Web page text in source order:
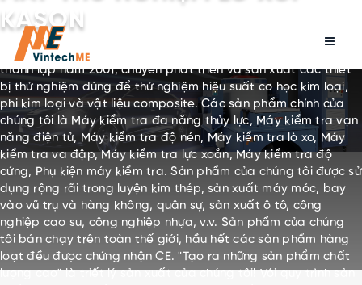
KASON
Nhà máy Tế Nam chuyên sản xuất máy thử nghiệm được
thành lập năm 2001, chuyên phát triển và sản xuất các thiết
bị thử nghiệm dùng để thử nghiệm hiệu suất cơ học kim loại,
phi kim loại và vật liệu composite. Các sản phẩm chính của
chúng tôi là Máy kiểm tra đa năng thủy lực, Máy kiểm tra vạn
năng điện tử, Máy kiểm tra độ nén, Máy kiểm tra lò xo, Máy
kiểm tra va đập, Máy kiểm tra lực xoắn, Máy kiểm tra độ
cứng, Phụ kiện máy kiểm tra. Sản phẩm của chúng tôi được sử
dụng rộng rãi trong luyện kim thép, sản xuất máy móc, bay
vào vũ trụ và hàng không, quân sự, sản xuất ô tô, công
nghiệp cao su, công nghiệp nhựa, v.v. Sản phẩm của chúng
tôi bán chạy trên toàn thế giới, hầu hết các sản phẩm hàng
loạt đều được chứng nhận CE. "Tạo ra những sản phẩm chất
lượng cao" là triết lý sản xuất của chúng tôi! Với quy trình sản